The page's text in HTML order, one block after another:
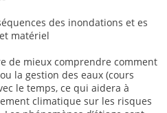
des inondations et es
matériel
de mieux comprendre comment
la gestion des eaux (cours
le temps, ce qui aidera à
climatique sur les risques